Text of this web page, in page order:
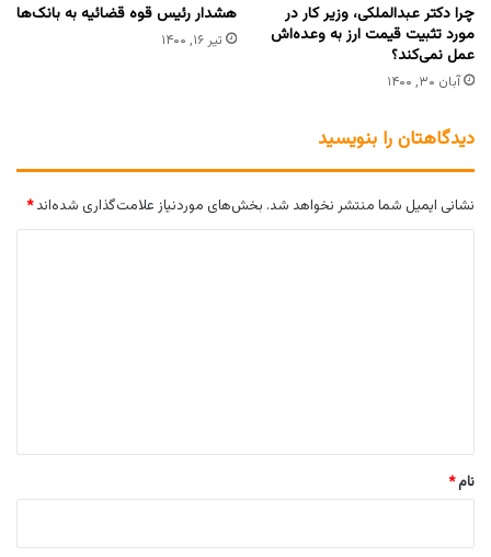
چرا دکتر عبدالملکی، وزیر کار در
مورد تثبیت قیمت ارز به وعده‌اش
عمل نمی‌کند؟
آبان ۳۰, ۱۴۰۰
هشدار رئیس قوه قضائیه به بانک‌ها
تیر ۱۶, ۱۴۰۰
دیدگاهتان را بنویسید
نشانی ایمیل شما منتشر نخواهد شد. بخش‌های موردنیاز علامت‌گذاری شده‌اند*
نام*